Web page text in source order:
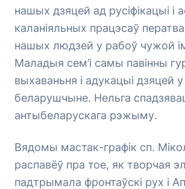
нашых дзяцей ад русіфікацыі і
каланіяльных працэсаў
нашых людзей у рабоў чужой
Маладыя сем’і самы павінны
выхаваньня і адукацыі дзяцей у
беларушчыне. Нельга
антыбеларускага рэжыму.
Вядомы мастак-графік сп.
распавёў пра тое, як творчая
падтрымала фронтаўскі рух і